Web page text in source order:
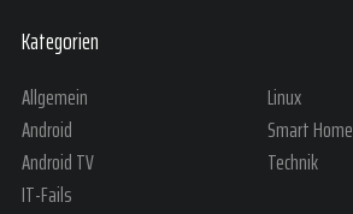
Kategorien
Allgemein
Android
Android TV
IT-Fails
Linux
Smart Home
Technik